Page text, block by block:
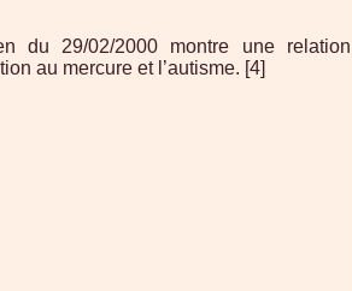
du 29/02/2000 montre une relation
au mercure et l’autisme. [4]